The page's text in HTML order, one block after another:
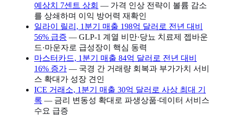
예상치 7센트 상회 — 가격 인상 전략이 볼륨 감소
를 상쇄하며 이익 방어력 재확인
일라이 릴리, 1분기 매출 198억 달러로 전년 대비
56% 급증 — GLP-1 계열 비만·당뇨 치료제 젭바운
드·마운자로 급성장이 핵심 동력
마스터카드, 1분기 매출 84억 달러로 전년 대비
16% 증가 — 국경 간 거래량 회복과 부가가치 서비
스 확대가 성장 견인
ICE 거래소, 1분기 매출 30억 달러로 사상 최대 기
록 — 금리 변동성 확대로 파생상품·데이터 서비스
수요 급증